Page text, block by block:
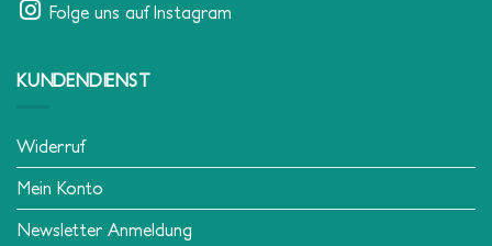
Folge uns auf Instagram
KUNDENDIENST
Widerruf
Mein Konto
Newsletter Anmeldung